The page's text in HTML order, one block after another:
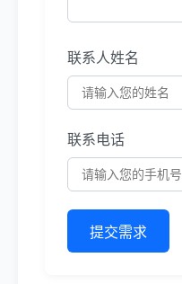
联系人姓名
联系电话
提交需求